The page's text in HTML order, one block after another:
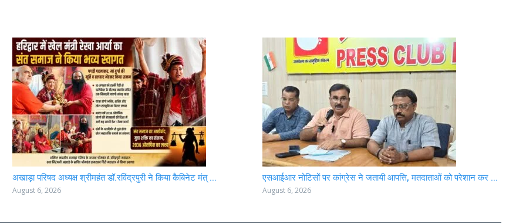
अखाड़ा परिषद अध्यक्ष श्रीमहंत डॉ.रविंद्रपुरी ने किया कैबिनेट मंत् ...
August 6, 2026
एसआईआर नोटिसों पर कांग्रेस ने जतायी आपत्ति, मतदाताओं को परेशान कर ...
August 6, 2026